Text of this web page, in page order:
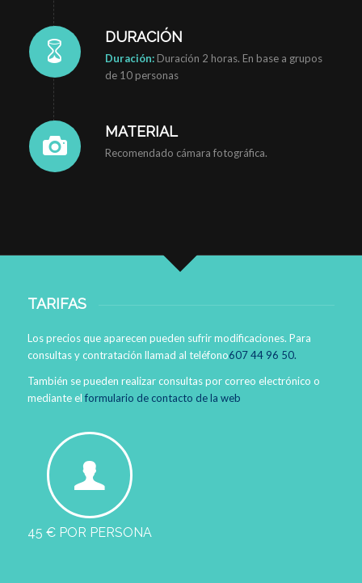
DURACIÓN
Duración: Duración 2 horas. En base a grupos
de 10 personas
MATERIAL
Recomendado cámara fotográfica.
TARIFAS
Los precios que aparecen pueden sufrir modificaciones. Para
consultas y contratación llamad al teléfono607 44 96 50.
También se pueden realizar consultas por correo electrónico o
mediante elformulario de contacto de la web
45 € POR PERSONA